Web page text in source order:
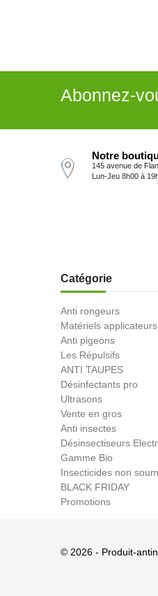
Abonnez-
Notre
145 avenue de
Lun-Jeu 8h00 à
Catégorie
Anti rongeurs
Matériels applicateurs
Anti pigeons
Les Répulsifs
ANTI TAUPES
Désinfectants pro
Ultrasons
Vente en gros
Anti insectes
Désinsectiseurs
Gamme Bio
Insecticides non
BLACK FRIDAY
Promotions
© 2026 - Produit-